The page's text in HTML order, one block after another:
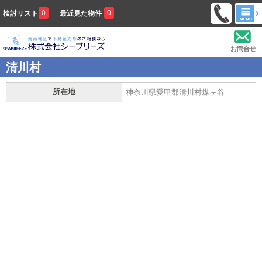
検討リスト 0 最近見た物件 0
お問合せ
清川村
所在地 神奈川県愛甲郡清川村煤ヶ谷